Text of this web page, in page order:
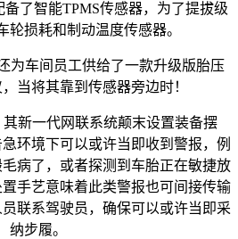
智能TPMS传感器，为了提拔级
轮损耗和制动温度传感器。
车间员工供给了一款升级版胎压
当将其靠到传感器旁边时！
新一代网联系统颠末设置装备摆
环境下可以或许当即收到警报，例
病了，或者探测到车胎正在敏捷放
手艺意味着此类警报也可间接传输
联系驾驶员，确保可以或许当即采
纳步履。